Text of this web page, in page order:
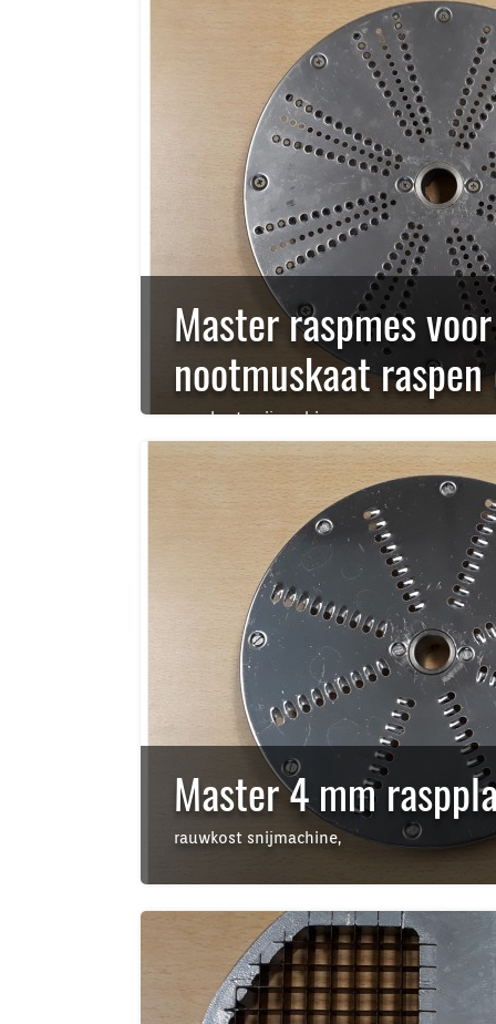
Master raspmes voor
nootmuskaat raspen
rauwkost snijmachine,
Master 4 mm
rauwkost snijmachine,